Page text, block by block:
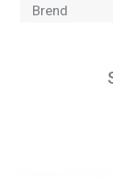
Brend